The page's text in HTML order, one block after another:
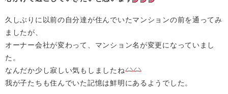
久しぶりに以前の自分達が住んでいたマンションの前を通ってみ
ましたが、
オーナー会社が変わって、マンション名が変更になっていまし
た。
なんだか少し寂しい気もしましたね
我が子たちも住んでいた記憶は鮮明にあるようでした。